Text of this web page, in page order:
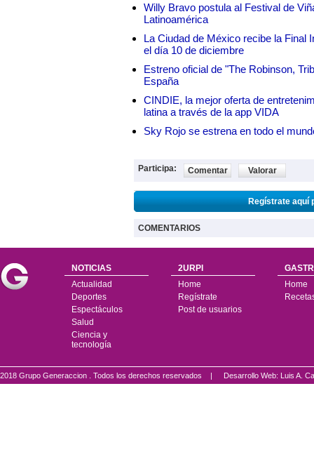
Willy Bravo postula al Festival de
Latinoamérica
La Ciudad de México recibe la Final
el día 10 de diciembre
Estreno oficial de "The Robinson,
España
CINDIE, la mejor oferta de
latina a través de la app VIDA
Sky Rojo se estrena en todo el
Participa: Comentar Valorar
Regístrate aquí
COMENTARIOS
NOTICIAS
Actualidad
Deportes
Espectáculos
Salud
Ciencia y
tecnología
2URPI
Home
Regístrate
Post de usuarios
Home
2018 Grupo Generaccion . Todos los derechos reservados | Desarrollo Web: Luis